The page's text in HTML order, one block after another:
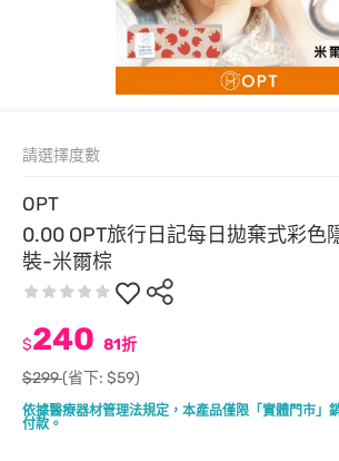
OPT
0.00 OPT旅行日記每日拋棄式彩色
裝-米爾棕
依據醫療器材管理法規定，本產品僅限「實體門市」
付款。
$240 81折
$299(省下: $59)
請選擇度數